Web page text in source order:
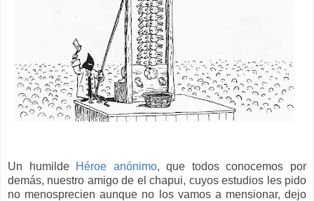
Un humilde Héroe anónimo, que todos conocemos por
demás, nuestro amigo de el chapui, cuyos estudios les pido
no menosprecien aunque no los vamos a mensionar, dejo